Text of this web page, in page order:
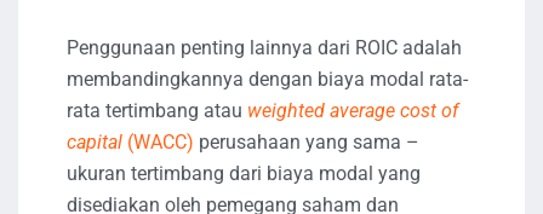
Penggunaan penting lainnya dari ROIC adalah
membandingkannya dengan biaya modal rata-
rata tertimbang atau weighted average cost of
capital (WACC) perusahaan yang sama –
ukuran tertimbang dari biaya modal yang
disediakan oleh pemegang saham dan